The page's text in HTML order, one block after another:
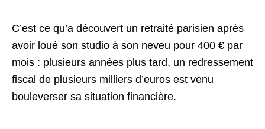
C’est ce qu’a découvert un retraité parisien après
avoir loué son studio à son neveu pour 400 € par
mois : plusieurs années plus tard, un redressement
fiscal de plusieurs milliers d’euros est venu
bouleverser sa situation financière.